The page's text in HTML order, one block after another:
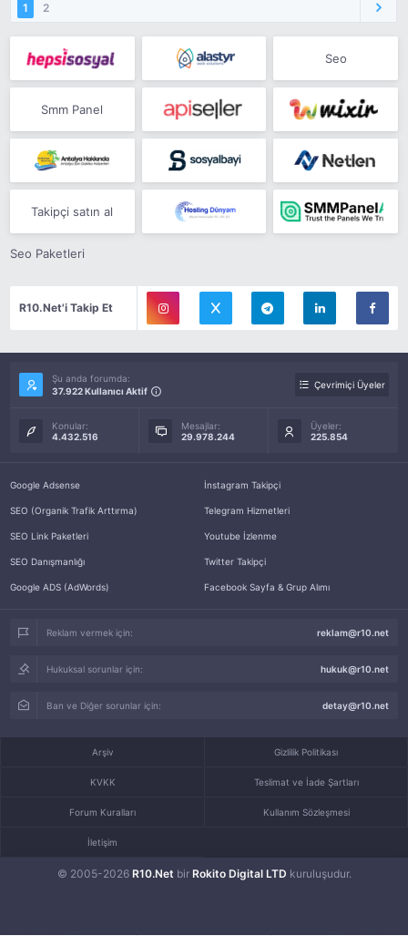
1 2
Seo
Smm Panel
Takipçi satın al
Seo Paketleri
R10.Net'i Takip Et
Şu anda forumda:
37.922 Kullanıcı Aktif
Çevrimiçi Üyeler
Konular:
4.432.516
Mesajlar:
29.978.244
Üyeler:
225.854
Google Adsense
SEO (Organik Trafik Arttırma)
SEO Link Paketleri
SEO Danışmanlığı
Google ADS (AdWords)
İnstagram Takipçi
Telegram Hizmetleri
Youtube İzlenme
Twitter Takipçi
Facebook Sayfa & Grup Alımı
Reklam vermek için: reklam@r10.net
Hukuksal sorunlar için: hukuk@r10.net
Ban ve Diğer sorunlar için: detay@r10.net
© 2005-2026 R10.Net bir Rokito Digital LTD kuruluşudur.
Arşiv Gizlilik Politikası
KVKK Teslimat ve İade Şartları
Forum Kuralları Kullanım Sözleşmesi
İletişim